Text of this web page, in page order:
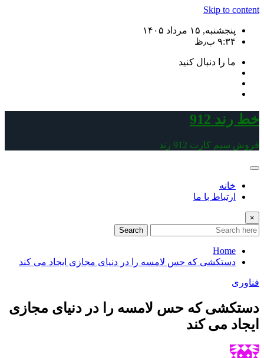
Skip to content
پنجشنبه, ۱۵ مرداد ۱۴۰۵
۹:۳۴ ب٫ظ
ما را دنبال کنید
خط رند 912
فروش سیم کارت 912 رند
خانه
ارتباط با ما
×
Search
Home
دستکشی که حس لامسه را در دنیای مجازی ایجاد می کند
فناوری
دستکشی که حس لامسه را در دنیای مجازی
ایجاد می کند